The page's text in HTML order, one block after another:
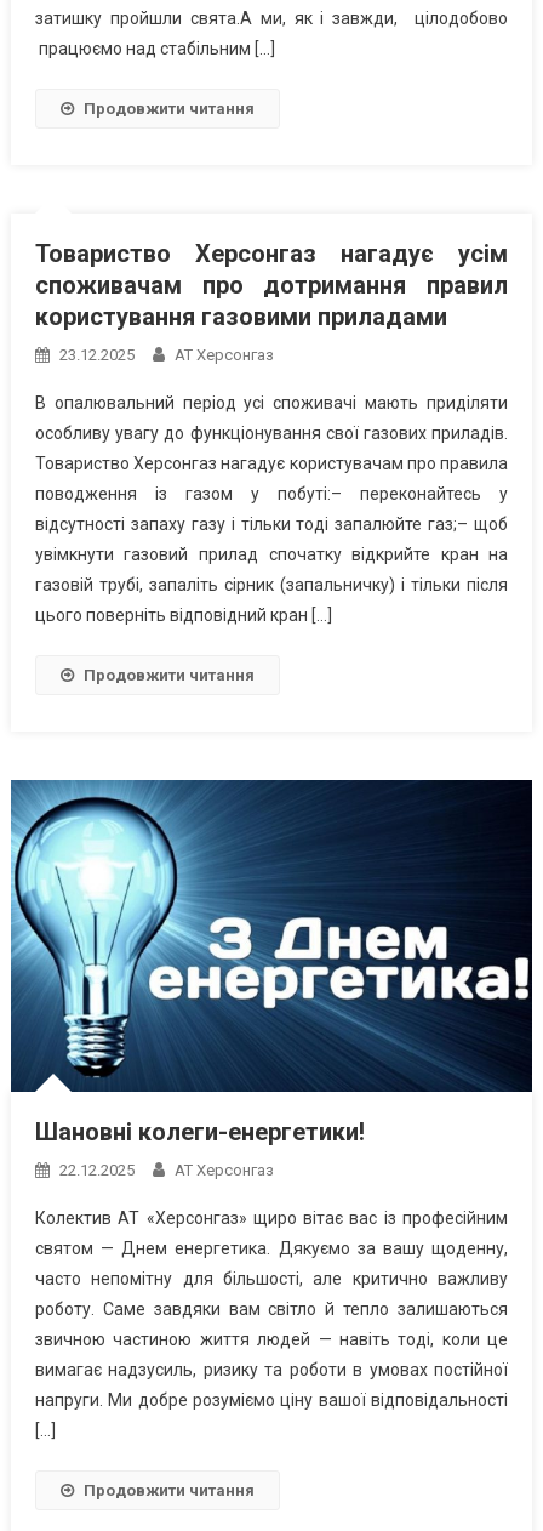
затишку пройшли свята.А ми, як і завжди, цілодобово
працюємо над стабільним […]
Продовжити читання
Товариство Херсонгаз нагадує усім
споживачам про дотримання правил
користування газовими приладами
23.12.2025 АТ Херсонгаз
В опалювальний період усі споживачі мають приділяти
особливу увагу до функціонування свої газових приладів.
Товариство Херсонгаз нагадує користувачам про правила
поводження із газом у побуті:– переконайтесь у
відсутності запаху газу і тільки тоді запалюйте газ;– щоб
увімкнути газовий прилад спочатку відкрийте кран на
газовій трубі, запаліть сірник (запальничку) і тільки після
цього поверніть відповідний кран […]
Продовжити читання
Шановні колеги-енергетики!
22.12.2025 АТ Херсонгаз
Колектив АТ «Херсонгаз» щиро вітає вас із професійним
святом — Днем енергетика. Дякуємо за вашу щоденну,
часто непомітну для більшості, але критично важливу
роботу. Саме завдяки вам світло й тепло залишаються
звичною частиною життя людей — навіть тоді, коли це
вимагає надзусиль, ризику та роботи в умовах постійної
напруги. Ми добре розуміємо ціну вашої відповідальності
[…]
Продовжити читання